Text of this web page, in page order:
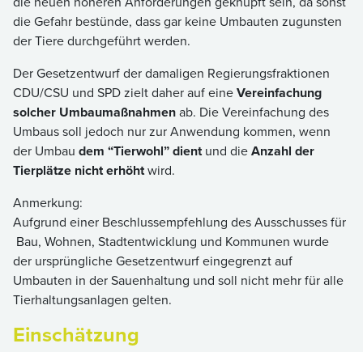
die Gefahr bestünde, dass gar keine Umbauten zugunsten
der Tiere durchgeführt werden.
Der Gesetzentwurf der damaligen Regierungsfraktionen
CDU/CSU und SPD zielt daher auf eineVereinfachung
solcher Umbaumaßnahmenab. Die Vereinfachung des
Umbaus soll jedoch nur zur Anwendung kommen, wenn
der Umbau dem “Tierwohl” dientund dieAnzahl der
Tierplätze nicht erhöhtwird.
Anmerkung:
Aufgrund einer Beschlussempfehlung des Ausschusses für
Bau, Wohnen, Stadtentwicklung und Kommunen wurde
der ursprüngliche Gesetzentwurf eingegrenzt auf
Umbauten in der Sauenhaltung und soll nicht mehr für alle
Tierhaltungsanlagen gelten.
Einschätzung